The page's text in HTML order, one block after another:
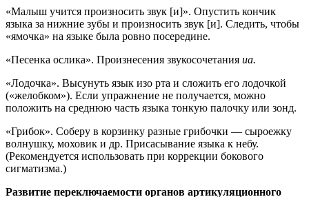
«Малыш учится произносить звук [и]». Опустить кончик
языка за нижние зубы и произносить звук [и]. Следить, чтобы
«ямочка» на языке была ровно посередине.
«Песенка ослика». Произнесения звукосочетания иа.
«Лодочка». Высунуть язык изо рта и сложить его лодочкой
(«желобком»). Если упражнение не получается, можно
положить на среднюю часть языка тонкую палочку или зонд.
«Грибок». Соберу в корзинку разные грибочки — сыроежку
волнушку, моховик и др. Присасывание языка к небу.
(Рекомендуется использовать при коррекции бокового
сигматизма.)
Развитие переключаемости органов артикуляционного